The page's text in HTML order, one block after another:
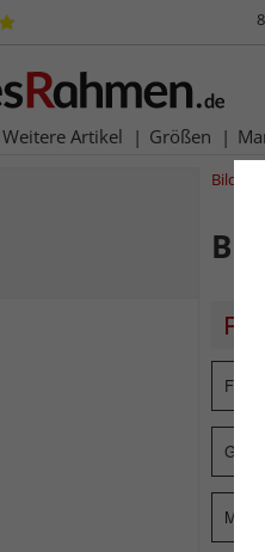
Weitere Artikel Größen